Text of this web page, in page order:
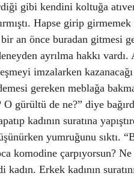
gibi kendini koltuğa
Hapse girip
an önce buradan gitmesi
ayrılma hakkı
imzalarken
gereken meblağa
gürültü de ne?” diye
kadının suratına
yumruğunu sıktı.
komodine çarpıyorsun?
kadın. Erkek kadının